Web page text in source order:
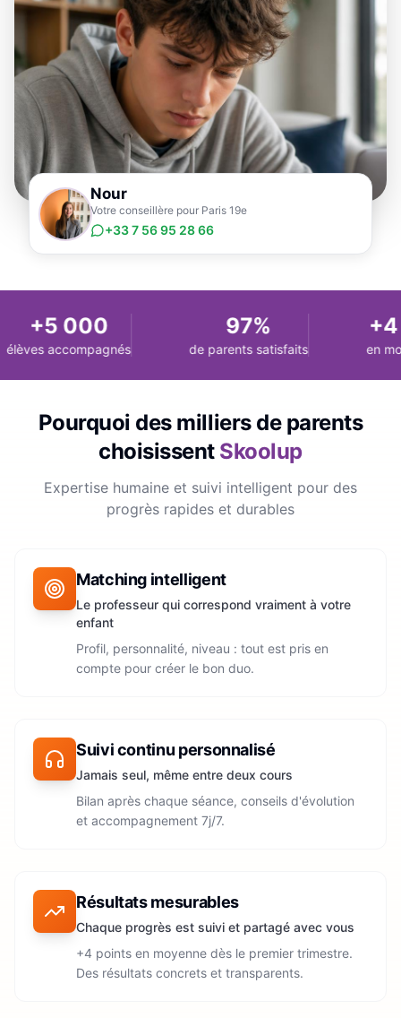
Nour
Votre conseillère pour Paris 19e
+33 7 56 95 28 66
+5 000
accompagnés
97%
de parents satisfaits
+4
en
Pourquoi des milliers de parents
choisissent Skoolup
Expertise humaine et suivi intelligent pour des
progrès rapides et durables
Matching intelligent
Le professeur qui correspond vraiment à votre
enfant
Profil, personnalité, niveau : tout est pris en
compte pour créer le bon duo.
Suivi continu personnalisé
Jamais seul, même entre deux cours
Bilan après chaque séance, conseils d'évolution
et accompagnement 7j/7.
Résultats mesurables
Chaque progrès est suivi et partagé avec vous
+4 points en moyenne dès le premier trimestre.
Des résultats concrets et transparents.